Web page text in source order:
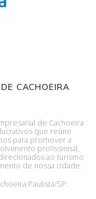
CACHOEIRA
de Cachoeira
que reúne
para promover a
profissional,
ao turismo
de nossa cidade.
Paulista/SP.